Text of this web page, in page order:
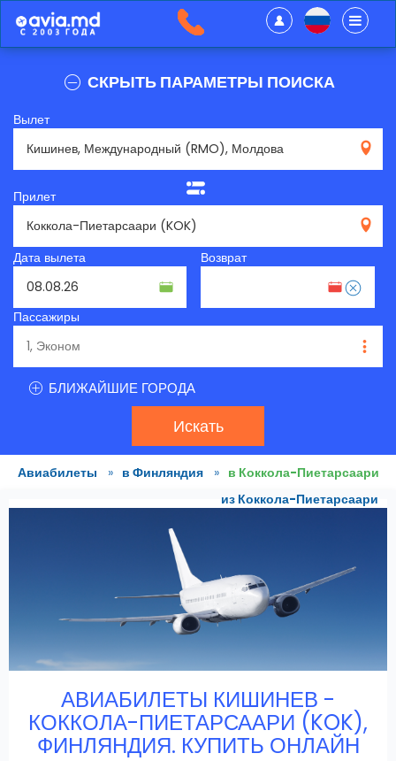
СКРЫТЬ ПАРАМЕТРЫ ПОИСКА
Вылет
Прилет
Дата вылета
Возврат
Пассажиры
БЛИЖАЙШИЕ ГОРОДА
Искать
Авиабилеты » в Финляндия » в Коккола-Пиетарсаари
из Коккола-Пиетарсаари
АВИАБИЛЕТЫ КИШИНЕВ -
КОККОЛА-ПИЕТАРСААРИ (KOK),
ФИНЛЯНДИЯ. КУПИТЬ ОНЛАЙН